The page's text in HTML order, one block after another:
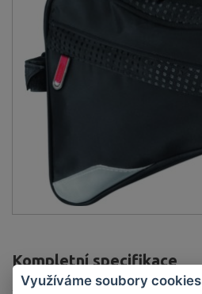
Kompletní specifikace
Využíváme soubory cookies